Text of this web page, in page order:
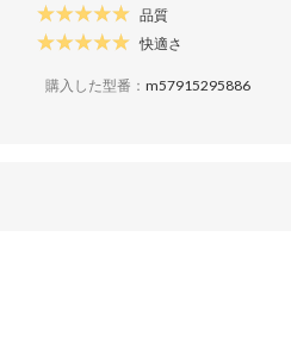
品質
快適さ
購入した型番： m57915295886